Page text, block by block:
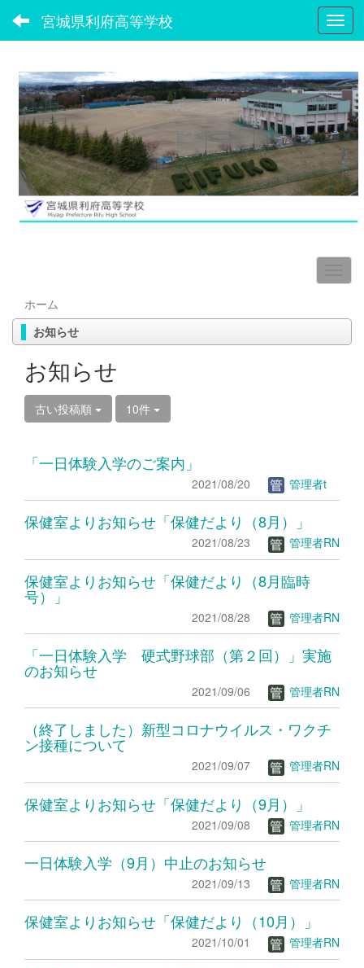
宮城県利府高等学校
ホーム
お知らせ
お知らせ
古い投稿順 10件
「一日体験入学のご案内」
2021/08/20 管理者t
保健室よりお知らせ「保健だより（8月）」
2021/08/23 管理者RN
保健室よりお知らせ「保健だより（8月臨時
号）」
2021/08/28 管理者RN
「一日体験入学 硬式野球部（第２回）」実施
のお知らせ
2021/09/06 管理者RN
（終了しました）新型コロナウイルス・ワクチ
ン接種について
2021/09/07 管理者RN
保健室よりお知らせ「保健だより（9月）」
2021/09/08 管理者RN
一日体験入学（9月）中止のお知らせ
2021/09/13 管理者RN
保健室よりお知らせ「保健だより（10月）」
2021/10/01 管理者RN